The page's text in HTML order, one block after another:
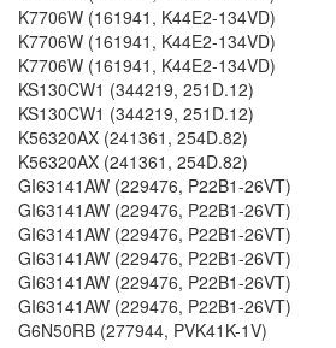
K7706W (161941, K44E2-134VD)
K7706W (161941, K44E2-134VD)
K7706W (161941, K44E2-134VD)
KS130CW1 (344219, 251D.12)
KS130CW1 (344219, 251D.12)
K56320AX (241361, 254D.82)
K56320AX (241361, 254D.82)
GI63141AW (229476, P22B1-26VT)
GI63141AW (229476, P22B1-26VT)
GI63141AW (229476, P22B1-26VT)
GI63141AW (229476, P22B1-26VT)
GI63141AW (229476, P22B1-26VT)
GI63141AW (229476, P22B1-26VT)
G6N50RB (277944, PVK41K-1V)